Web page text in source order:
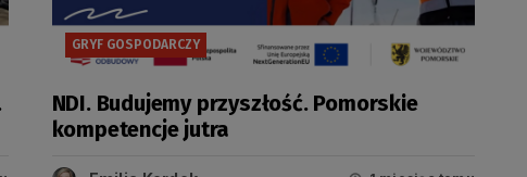
GRYF GOSPODARCZY
NDI. Budujemy przyszłość. Pomorskie
kompetencje jutra